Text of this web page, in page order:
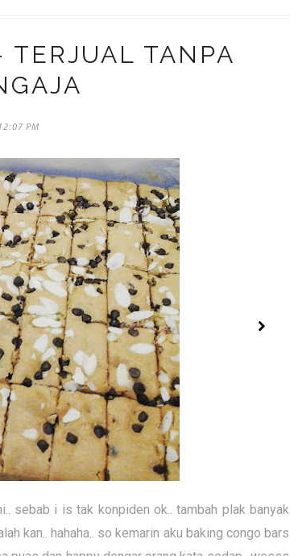
TERJUAL TANPA
12:07 PM
sebab i is tak konpiden ok.. tambah plak banyak
kan.. hahaha.. so kemarin aku baking congo bars